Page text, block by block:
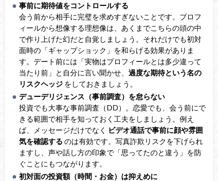
事前に期待値をコントロールする
会う前から相手に完璧を求めすぎないことです。プロフ
ィールから想像する理想像は、あくまでこちらの頭の中
で作り上げた幻だと自覚しましょう。それだけでも初対
面時の「ギャップショック」を和らげる効果がありま
す。デート前には「実物はプロフィールとは多少違って
当たり前」と自分に言い聞かせ、過度な期待という名の
リスクヘッジ をしておきましょう。
デューデリジェンス（事前調査）を怠らない
投資でも大事な事前調査（DD）。恋愛でも、会う前にで
きる範囲で相手を知っておく工夫をしましょう。例え
ば、メッセージだけでなく ビデオ通話で事前に顔や雰囲
気を確認する のは有効です。写真詐欺リスクを下げられ
ますし、声や話し方の印象で「思ってたのと違う」を防
ぐことにもつながります。
初対面の投資額（時間・お金）は抑えめに